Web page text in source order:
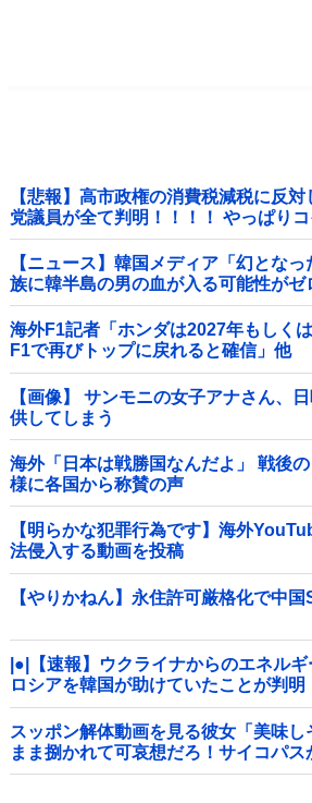
【悲報】高市政権の消費税減税に反
党議員が全て判明！！！！ やっぱり
【ニュース】韓国メディア「幻とな
族に韓半島の男の血が入る可能性がゼ
海外F1記者「ホンダは2027年もしく
F1で再びトップに戻れると確信」他
【画像】 サンモニの女子アナさん、
供してしまう
海外「日本は戦勝国なんだよ」 戦後
様に各国から称賛の声
【明らかな犯罪行為です】海外
法侵入する動画を投稿
【やりかねん】永住許可厳格化で中
|●|【速報】ウクライナからのエネル
ロシアを韓国が助けていたことが判
製油3万トンがロシア行き」
スッポン解体動画を見る彼女「美味
まま捌かれて可哀想だろ！サイコパ
ち？